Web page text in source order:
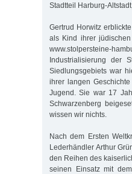
Stadtteil Harburg-
Gertrud Horwitz
als Kind ihrer
www.stolpersteine-
Industrialisierung der
Siedlungsgebiets war
ihrer langen
Jugend. Sie war 17
Schwarzenberg
wissen wir nichts.
Nach dem Ersten
Lederhändler Arthur
den Reihen des
seinen Einsatz mit